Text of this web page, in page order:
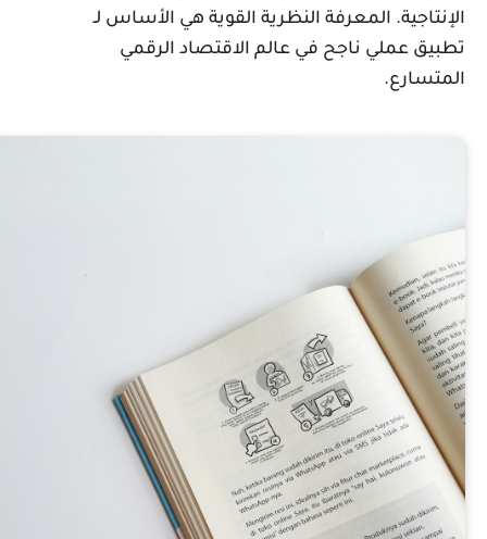
المعرفة النظرية القوية هي الأساس لـ
عملي ناجح في عالم الاقتصاد الرقمي